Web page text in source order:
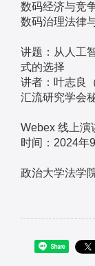
数码经济与竞
数码治理法律
讲题：从人工
式的选择
讲者：叶志良
汇流研究学会
Webex 线上演
时间：2024年
政治大学法学
Share